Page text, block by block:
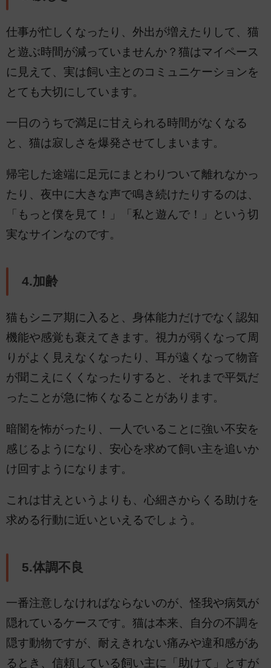
仕事が忙しくなったり、外出が増えたりして、猫
と遊ぶ時間が減っていませんか？猫はマイペース
に見えて、実は飼い主とのコミュニケーションを
とても大切にしています。
一日のうちで満足に甘えられる時間がなくなる
と、猫は寂しさを爆発させてしまいます。
帰宅した途端に足元にまとわりついて離れなかっ
たり、夜中に大きな声で鳴き続けたりするのは、
「もっと僕を見て！」「私と遊んで！」という切
実なサインなのです。
4.加齢
猫もシニア期に入ると、身体能力だけでなく認知
機能や感覚も衰えてきます。視力が弱くなって周
りがよく見えなくなったり、耳が遠くなって物音
が聞こえにくくなったりすると、それまで平気だ
ったことが急に怖くなることがあります。
暗闇を怖がったり、一人でいることに強い不安を
感じるようになり、安心を求めて飼い主を追いか
け回すようになります。
これは甘えというよりも、心細さからくる助けを
求める行動に近いといえるでしょう。
5.体調不良
一番注意しなければならないのが、怪我や病気が
隠れているケースです。猫は本来、自分の不調を
隠す動物ですが、耐えきれない痛みや違和感があ
るとき、信頼している飼い主に「助けて」とすが